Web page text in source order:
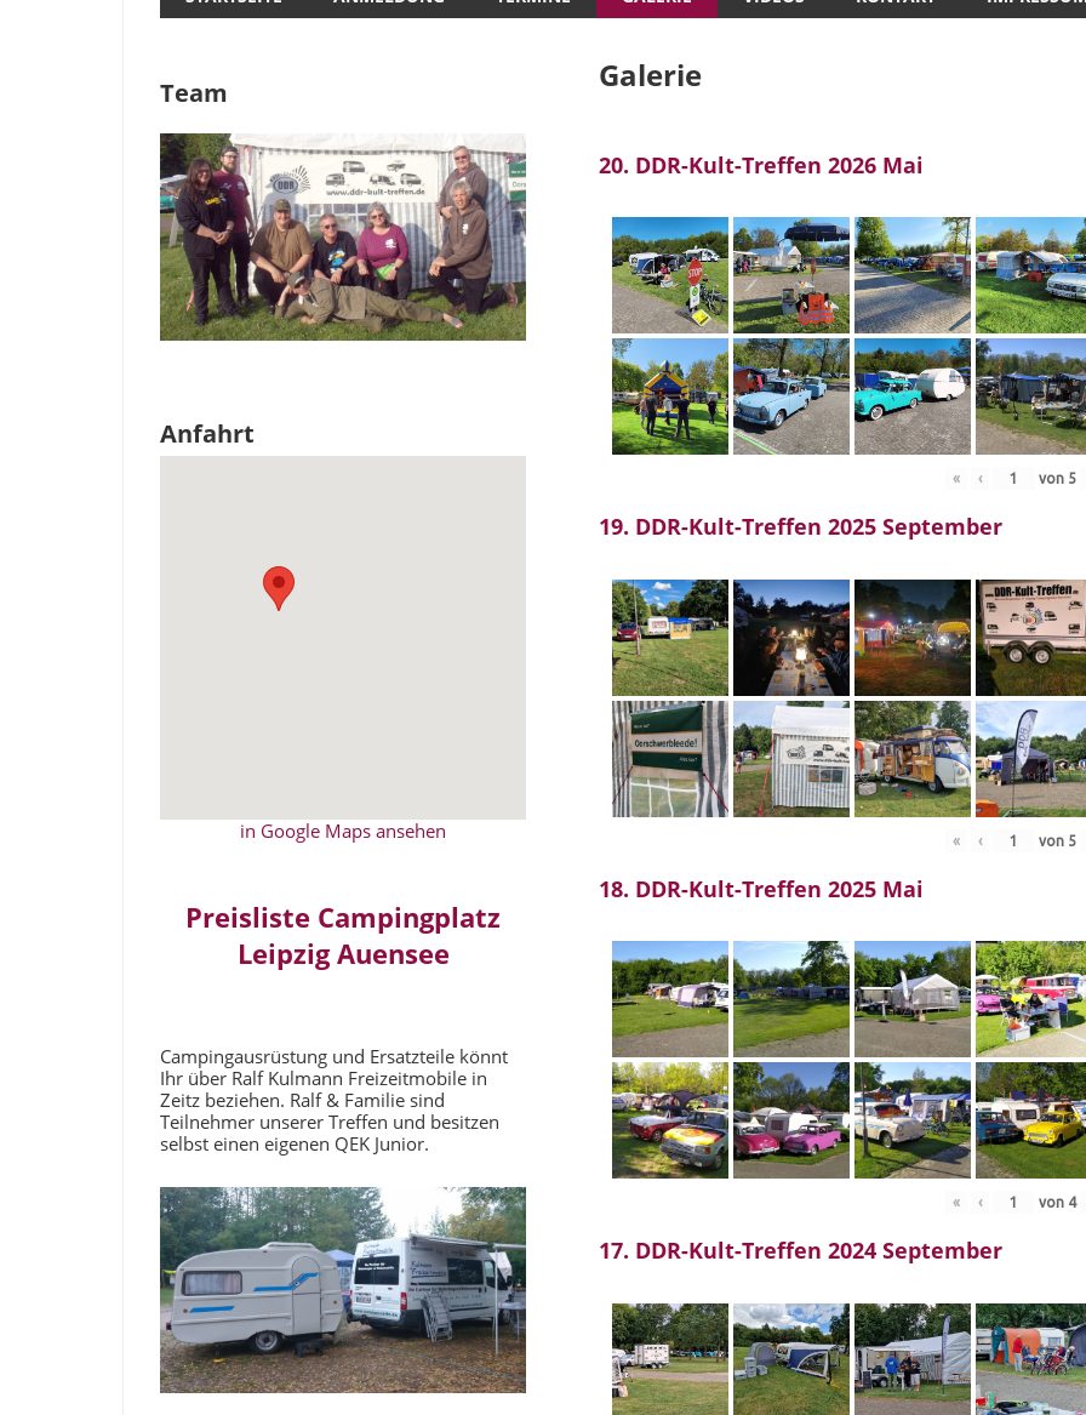
Galerie
20. DDR-Kult-Treffen 2026 Mai
« ‹ von 5
19. DDR-Kult-Treffen 2025 September
« ‹ von 5
18. DDR-Kult-Treffen 2025 Mai
« ‹ von 4
17. DDR-Kult-Treffen 2024 September
Team
Anfahrt
in Google Maps ansehen
Preisliste Campingplatz
Leipzig Auensee
Campingausrüstung und Ersatzteile könnt
Ihr über Ralf Kulmann Freizeitmobile in
Zeitz beziehen. Ralf & Familie sind
Teilnehmer unserer Treffen und besitzen
selbst einen eigenen QEK Junior.